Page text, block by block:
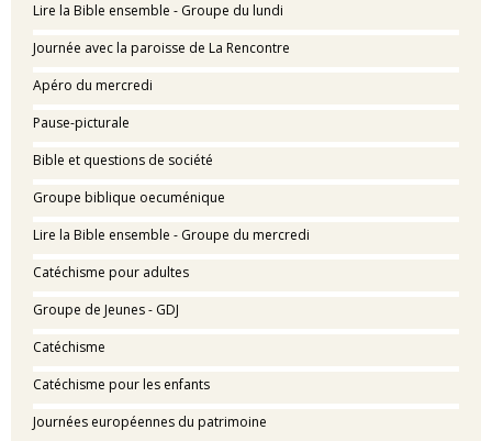
Lire la Bible ensemble - Groupe du lundi
Journée avec la paroisse de La Rencontre
Apéro du mercredi
Pause-picturale
Bible et questions de société
Groupe biblique oecuménique
Lire la Bible ensemble - Groupe du mercredi
Catéchisme pour adultes
Groupe de Jeunes - GDJ
Catéchisme
Catéchisme pour les enfants
Journées européennes du patrimoine